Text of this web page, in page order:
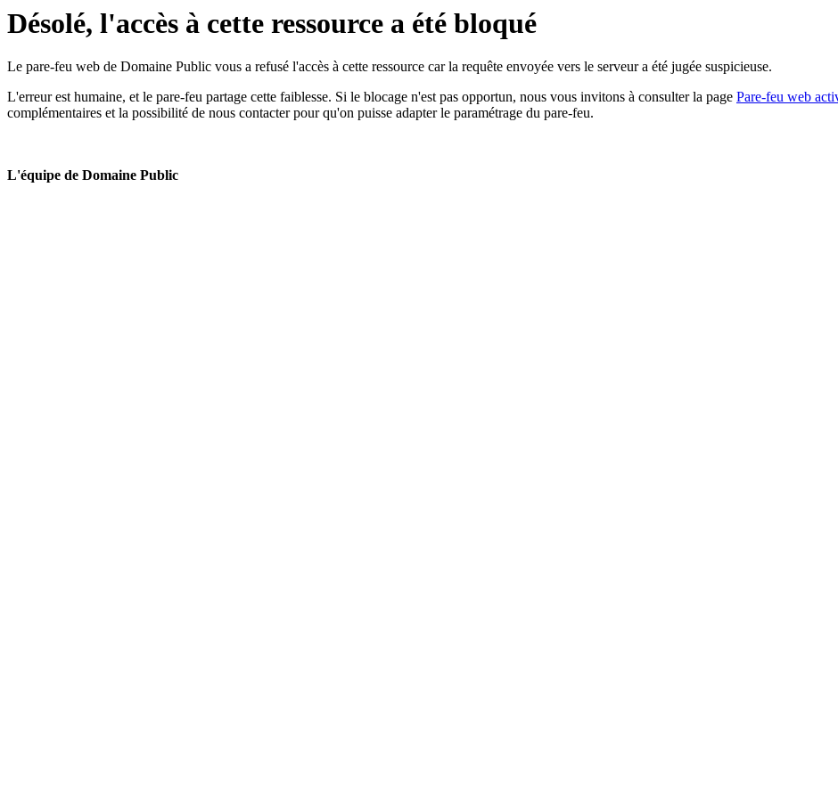
Désolé, l'accès à cette ressource a été bloqué
Le pare-feu web de Domaine Public vous a refusé l'accès à cette ressource car la requête envoyée vers le serveur a été jugée suspicieuse.
L'erreur est humaine, et le pare-feu partage cette faiblesse. Si le blocage n'est pas opportun, nous vous invitons à consulter la page Pare-feu web
complémentaires et la possibilité de nous contacter pour qu'on puisse adapter le paramétrage du pare-feu.
L'équipe de Domaine Public